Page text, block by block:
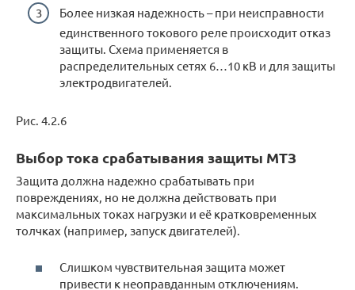
Более низкая надежность – при неисправности
единственного токового реле происходит отказ
защиты. Схема применяется в
распределительных сетях 6…10 кВ и для защиты
электродвигателей.
Рис. 4.2.6
Выбор тока срабатывания защиты МТЗ
Защита должна надежно срабатывать при
повреждениях, но не должна действовать при
максимальных токах нагрузки и её кратковременных
толчках (например, запуск двигателей).
Слишком чувствительная защита может
привести к неоправданным отключениям.